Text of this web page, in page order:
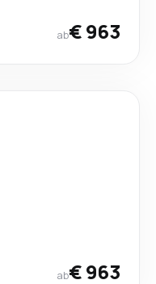
ab€ 963
ab€ 963